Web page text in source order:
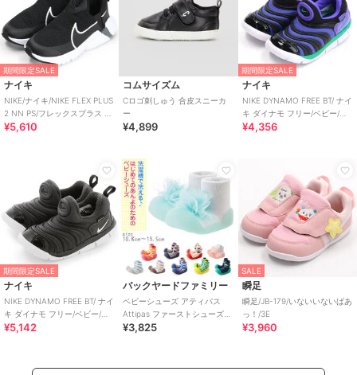
期間限定SALE
ナイキ
NIKE/ナイキ/NIKE FLEX PLUS
2 NN PS/フレックスプラス 2
PS
¥5,610
コムサイズム
Cロゴ刺しゅう 合皮スニーカ
ー
¥4,899
期間限定SALE
ナイキ
NIKE DYNAMO FREE BT/ ナイ
キ ダイナモ フリー/ベビー/ス
リッポン
¥4,356
期間限定SALE
ナイキ
NIKE DYNAMO FREE BT/ ナイ
キ ダイナモ フリー/ベビー/ス
リッポン
¥5,142
バックヤードファミリー
ベビーシューズ アティパス
Attipas ファーストシューズ
トレーニングシューズ コサー
¥3,825
SALE
瞬足
瞬足/JB-179/いないいないばあ
っ！/3E
¥3,960